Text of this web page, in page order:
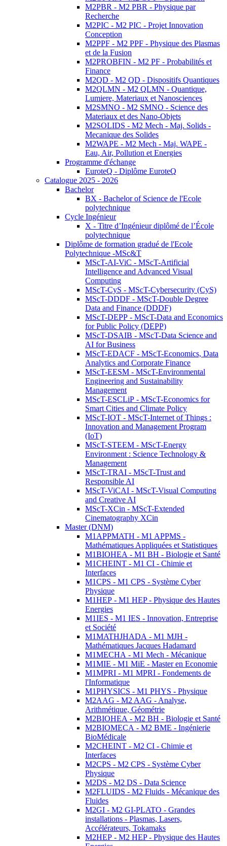
M2PBR - M2 PBR - Physique par
Recherche
M2PIC - M2 PIC - Projet Innovation
Conception
M2PPF - M2 PPF - Physique des Plasmas
et de la Fusion
M2PROBFIN - M2 PF - Probabilités et
Finance
M2QD - M2 QD - Dispositifs Quantiques
M2QLMN - M2 QLMN - Quantique,
Lumiere, Materiaux et Nanosciences
M2SMNO - M2 SMNO - Science des
Materiaux et des Nano-Objets
M2SOLIDS - M2 Mech - Maj. Solids -
Mecanique des Solides
M2WAPE - M2 Mech - Maj. WAPE -
Eau, Air, Pollution et Energies
Programme d'échange
EuroteQ - Diplôme EuroteQ
Catalogue 2025 - 2026
Bachelor
BX - Bachelor of Science de l'Ecole
polytechnique
Cycle Ingénieur
X - Titre d’Ingénieur diplômé de l’École
polytechnique
Diplôme de formation gradué de l'Ecole
Polytechnique -MSc&T
MScT-AI-ViC - MScT-Artificial
Intelligence and Advanced Visual
Computing
MScT-CyS - MScT-Cybersecurity (CyS)
MScT-DDDF - MScT-Double Degree
Data and Finance (DDDF)
MScT-DEPP - MScT-Data and Economics
for Public Policy (DEPP)
MScT-DSAIB - MScT-Data Science and
AI for Business
MScT-EDACF - MScT-Economics, Data
Analytics and Corporate Finance
MScT-EESM - MScT-Environmental
Engineering and Sustainability
Management
MScT-ESCLiP - MScT-Economics for
Smart Cities and Climate Policy
MScT-IOT - MScT-Internet of Things :
Innovation and Management Program
(IoT)
MScT-STEEM - MScT-Energy
Environment : Science Technology &
Management
MScT-TRAI - MScT-Trust and
Responsible AI
MScT-ViCAI - MScT-Visual Computing
and Creative AI
MScT-XCin - MScT-Extended
Cinematography XCin
Master (DNM)
M1APPMATH - M1 APPMS -
Mathématiques Appliquées et Statistiques
M1BIOHEA - M1 BH - Biologie et Santé
M1CHEINT - M1 CI - Chimie et
Interfaces
M1CPS - M1 CPS - Système Cyber
Physique
M1HEP - M1 HEP - Physique des Hautes
Energies
M1IES - M1 IES - Innovation, Entreprise
et Société
M1MATHJHADA - M1 MJH -
Mathématiques Jacques Hadamard
M1MECHA - M1 Mech - Mécanique
M1MIE - M1 MiE - Master en Economie
M1MPRI - M1 MPRI - Fondements de
l'Informatique
M1PHYSICS - M1 PHYS - Physique
M2AAG - M2 AAG - Analyse,
Arithmétique, Géométrie
M2BIOHEA - M2 BH - Biologie et Santé
M2BIOMECA - M2 BME - Ingénierie
BioMédicale
M2CHEINT - M2 CI - Chimie et
Interfaces
M2CPS - M2 CPS - Système Cyber
Physique
M2DS - M2 DS - Data Science
M2FLUIDS - M2 Fluids - Mécanique des
Fluides
M2GI - M2 GI-PLATO - Grandes
installations - Plasmas, Lasers,
Accélérateurs, Tokamaks
M2HEP - M2 HEP - Physique des Hautes